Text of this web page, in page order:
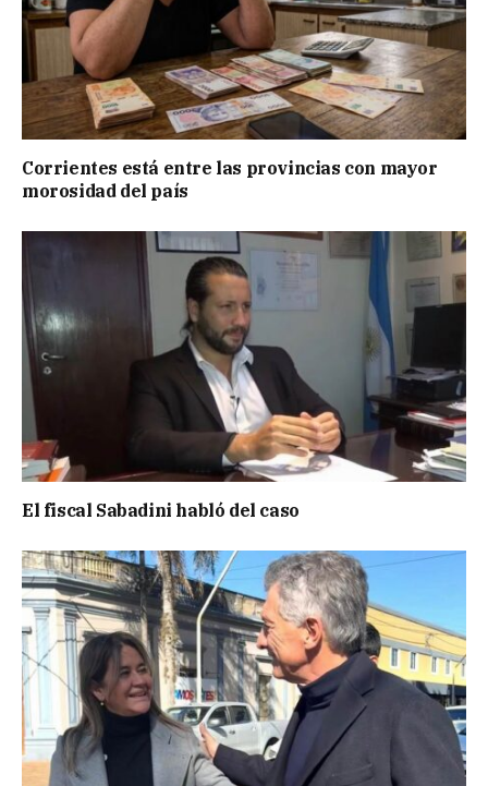
Corrientes está entre las provincias con mayor
morosidad del país
El fiscal Sabadini habló del caso